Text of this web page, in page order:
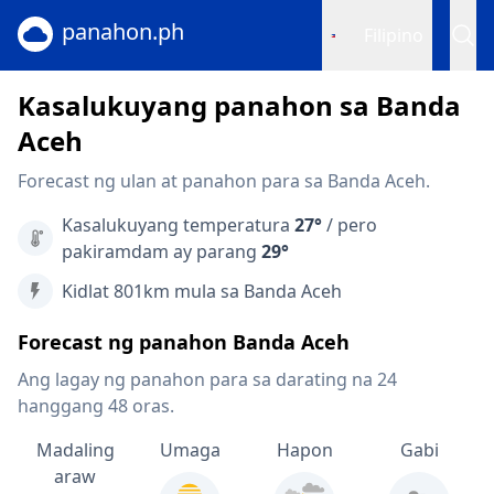
panahon.ph
Kasalukuyang panahon sa Banda
Aceh
Forecast ng ulan at panahon para sa Banda Aceh.
Kasalukuyang temperatura 27°/ pero
pakiramdam ay parang 29°
Kidlat 801km mula sa Banda Aceh
Forecast ng panahon Banda Aceh
Ang lagay ng panahon para sa darating na 24
hanggang 48 oras.
Madaling
araw
Umaga Hapon Gabi